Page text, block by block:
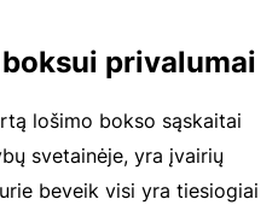
privalumai
lošimo bokso sąskaitai
svetainėje, yra įvairių
beveik visi yra tiesiogiai